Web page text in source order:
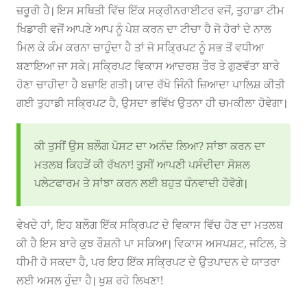
ਜ਼ਰੂਰੀ ਹੈ। ਇਸ ਸਥਿਤੀ ਵਿੱਚ ਇੱਕ ਸਕ੍ਰੀਨਰਾਈਟਰ ਵਜੋਂ, ਤੁਹਾਡਾ ਟੀਮ
ਖਿਡਾਰੀ ਵਜੋਂ ਆਪਣੇ ਆਪ ਨੂੰ ਪੇਸ਼ ਕਰਨ ਦਾ ਟੀਚਾ ਹੈ ਜੋ ਹੋਰਾਂ ਦੇ ਨਾਲ
ਮਿਲ ਕੇ ਕੰਮ ਕਰਨਾ ਚਾਹੁੰਦਾ ਹੈ ਤਾਂ ਜੋ ਸਕ੍ਰਿਪਟ ਨੂੰ ਸਭ ਤੋਂ ਵਧੀਆ
ਬਣਾਇਆ ਜਾ ਸਕੇ। ਸਕ੍ਰਿਪਟ ਵਿਕਾਸ ਆਦਰਸ਼ ਤੌਰ ਤੇ ਗੁਣਵੱਤਾ ਬਾਰੇ
ਹੋਣਾ ਚਾਹੀਦਾ ਹੈ ਬਜ਼ਾਇ ਗਤੀ। ਯਾਦ ਰੱਖੋ ਜਿੰਨੀ ਜ਼ਿਆਦਾ ਪਾਲਿਸ਼ ਕੀਤੀ
ਗਈ ਤੁਹਾਡੀ ਸਕ੍ਰਿਪਟ ਹੈ, ਉਸਦਾ ਭਵਿੱਖ ਉਤਨਾ ਹੀ ਚਮਕੀਲਾ ਹੋਵੇਗਾ।
ਕੀ ਤੁਸੀਂ ਉਸ ਬਲੌਗ ਪੋਸਟ ਦਾ ਅਨੰਦ ਲਿਆ? ਸਾਂਝਾ ਕਰਨ ਦਾ
ਮਤਲਬ ਕਿਹੜੇਂ ਕੀ ਰੱਖਨਾ! ਤੁਸੀਂ ਆਪਣੀ ਪਸੰਦੀਦਾ ਸੋਸ਼ਲ
ਪਲੇਟਫਾਰਮ ਤੇ ਸਾਂਝਾ ਕਰਨ ਲਈ ਬਹੁਤ ਧੰਨਵਾਦੀ ਹੋਵੋਗੇ।
ਵੇਖਦੇ ਹਾਂ, ਇਹ ਬਲੌਗ ਇੱਕ ਸਕ੍ਰਿਪਟ ਦੇ ਵਿਕਾਸ ਵਿੱਚ ਹੋਣ ਦਾ ਮਤਲਬ
ਕੀ ਹੈ ਇਸ ਬਾਰੇ ਕੁਝ ਰੌਸ਼ਨੀ ਪਾ ਸਕਿਆ। ਵਿਕਾਸ ਅਸਪਸ਼ਟ, ਜਟਿਲ, ਤੇ
ਧੀਮੀ ਹੋ ਸਕਦਾ ਹੈ, ਪਰ ਇਹ ਇੱਕ ਸਕ੍ਰਿਪਟ ਦੇ ਉਤਪਾਦਨ ਦੇ ਯਾਤਰਾ
ਲਈ ਅਸਲ ਹੁੰਦਾ ਹੈ। ਖੁਸ਼ ਰਹੋ ਲਿਖਣਾ!